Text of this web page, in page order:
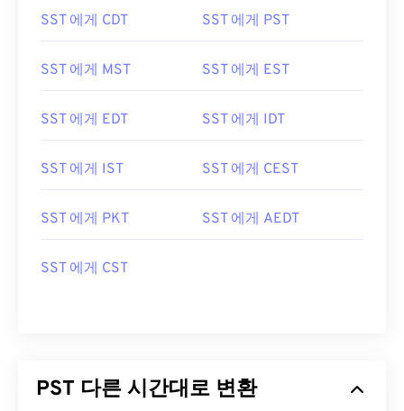
SST 에게 CDT SST 에게 PST
SST 에게 MST SST 에게 EST
SST 에게 EDT SST 에게 IDT
SST 에게 IST SST 에게 CEST
SST 에게 PKT SST 에게 AEDT
SST 에게 CST
PST 다른 시간대로 변환